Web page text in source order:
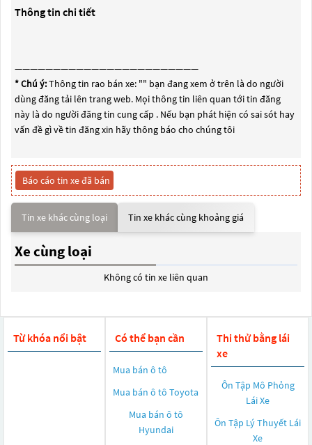
Thông tin chi tiết
————————————————————————
* Chú ý:Thông tin rao bán xe: "" bạn đang xem ở trên là do người
dùng đăng tải lên trang web. Mọi thông tin liên quan tới tin đăng
này là do người đăng tin cung cấp . Nếu bạn phát hiện có sai sót hay
vấn đề gì về tin đăng xin hãy thông báo cho chúng tôi
Báo cáo tin xe đã bán
Tin xe khác cùng loại Tin xe khác cùng khoảng giá
Xe cùng loại
Không có tin xe liên quan
Từ khóa nổi bật Có thể bạn cần
Mua bán ô tô
Mua bán ô tô Toyota
Mua bán ô tô
Hyundai
Thi thử bằng lái
xe
Ôn Tập Mô Phỏng
Lái Xe
Ôn Tập Lý Thuyết Lái
Xe